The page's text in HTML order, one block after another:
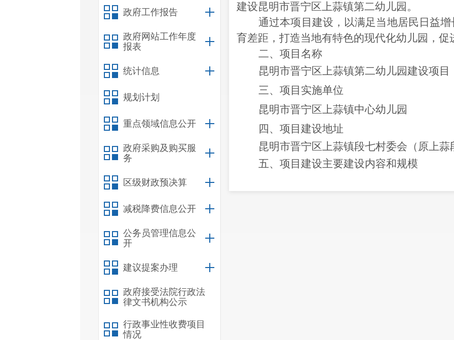
政府工作报告
政府网站工作年度
报表
统计信息
规划计划
重点领域信息公开
政府采购及购买服
务
区级财政预决算
减税降费信息公开
公务员管理信息公
开
建议提案办理
政府接受法院行政法
律文书机构公示
行政事业性收费项目
情况
建设昆明市晋宁区上蒜镇第二幼儿园。
通过本项目建设，以满足当地居民日益
育差距，打造当地有特色的现代化幼儿园，促
二、项目名称
昆明市晋宁区上蒜镇第二幼儿园建设项目
三、 项目实施单位
昆明市晋宁区上蒜镇中心幼儿园
四、 项目建设地址
昆明市晋宁区上蒜镇段七村委会（原上蒜
五、 项目建设主要建设内容和规模